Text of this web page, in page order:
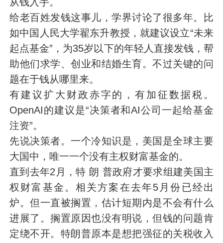
给老百姓发钱这事儿，学界讨论了很多年。比
如中国人民大学翟东升教授，就建议设立“未来
起点基金”，为35岁以下的年轻人直接发钱，帮
助他们求学、创业和结婚生育。不过关键的问
题在于钱从哪里来。
有建议扩大财政赤字的，有加征数据税。
OpenAI的建议是“决策者和AI公司一起给基金
注资”。
先说决策者。一个冷知识是，美国是全球主要
大国中，唯一一个没有主权财富基金的。
直到去年2月，特 朗 普政府才要求组建美国主
权财富基金。相关方案在去年5月份已经出
炉。但一直被搁置，估计短期内是不会有什么
进展了。搁置原因也没有明说，但钱的问题肯
定绕不开。特朗普原本是想把强征的关税收入